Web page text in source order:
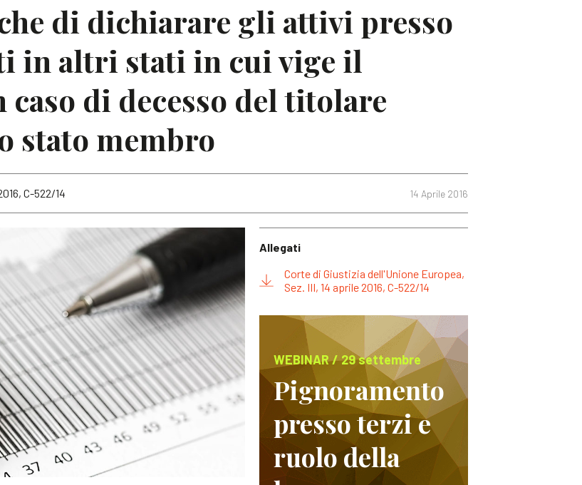
di dichiarare gli attivi presso
in altri stati in cui vige il
di decesso del titolare
stato membro
14 Aprile 2016
C-522/14
Allegati
Corte di Giustizia dell'Unione Europea,
Sez. III, 14 aprile 2016, C-522/14
WEBINAR / 29 settembre
Pignoramento
presso terzi e
ruolo della